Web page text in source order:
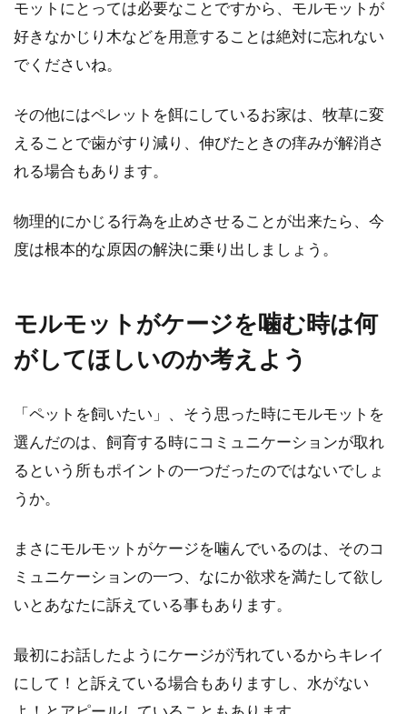
モットにとっては必要なことですから、モルモットが
好きなかじり木などを用意することは絶対に忘れない
でくださいね。
その他にはペレットを餌にしているお家は、牧草に変
えることで歯がすり減り、伸びたときの痒みが解消さ
れる場合もあります。
物理的にかじる行為を止めさせることが出来たら、今
度は根本的な原因の解決に乗り出しましょう。
モルモットがケージを噛む時は何
がしてほしいのか考えよう
「ペットを飼いたい」、そう思った時にモルモットを
選んだのは、飼育する時にコミュニケーションが取れ
るという所もポイントの一つだったのではないでしょ
うか。
まさにモルモットがケージを噛んでいるのは、そのコ
ミュニケーションの一つ、なにか欲求を満たして欲し
いとあなたに訴えている事もあります。
最初にお話したようにケージが汚れているからキレイ
にして！と訴えている場合もありますし、水がない